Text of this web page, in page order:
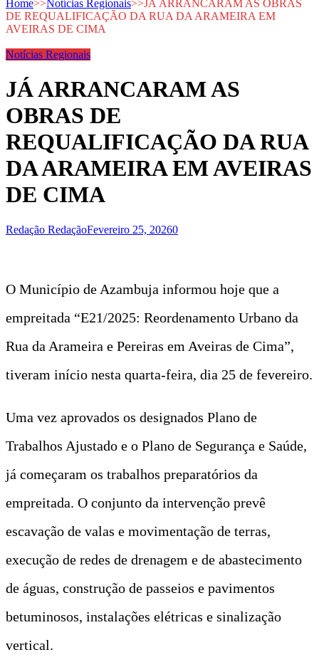
Home>>Notícias Regionais>>JÁ ARRANCARAM AS OBRAS
DE REQUALIFICAÇÃO DA RUA DA ARAMEIRA EM
AVEIRAS DE CIMA
Notícias Regionais
JÁ ARRANCARAM AS
OBRAS DE
REQUALIFICAÇÃO DA RUA
DA ARAMEIRA EM AVEIRAS
DE CIMA
Redação RedaçãoFevereiro 25, 20260
O Município de Azambuja informou hoje que a
empreitada “E21/2025: Reordenamento Urbano da
Rua da Arameira e Pereiras em Aveiras de Cima”,
tiveram início nesta quarta-feira, dia 25 de fevereiro.
Uma vez aprovados os designados Plano de
Trabalhos Ajustado e o Plano de Segurança e Saúde,
já começaram os trabalhos preparatórios da
empreitada. O conjunto da intervenção prevê
escavação de valas e movimentação de terras,
execução de redes de drenagem e de abastecimento
de águas, construção de passeios e pavimentos
betuminosos, instalações elétricas e sinalização
vertical.